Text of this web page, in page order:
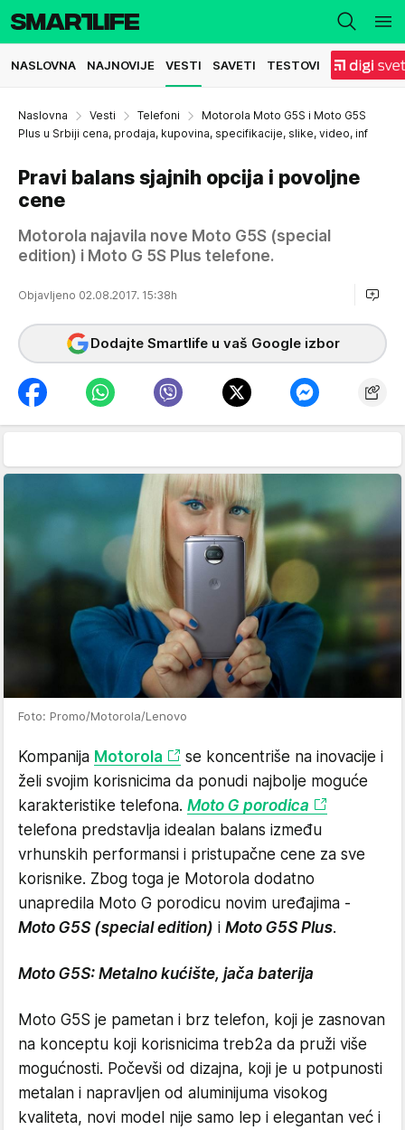
NASLOVNA NAJNOVIJE VESTI SAVETI TESTOVI
Naslovna Vesti Telefoni
Motorola Moto G5S i Moto G5S
Plus u Srbiji cena, prodaja, kupovina, specifikacije, slike, video, inf
Pravi balans sjajnih opcija i povoljne
cene
Motorola najavila nove Moto G5S (special
edition) i Moto G 5S Plus telefone.
Objavljeno 02.08.2017. 15:38h
Dodajte Smartlife u vaš Google izbor
Foto: Promo/Motorola/Lenovo
Kompanija Motorola
se koncentriše na inovacije i
želi svojim korisnicima da ponudi najbolje moguće
karakteristike telefona. Moto G porodica
telefona predstavlja idealan balans između
vrhunskih performansi i pristupačne cene za sve
korisnike. Zbog toga je Motorola dodatno
unapredila Moto G porodicu novim uređajima -
Moto G5S (special edition) i Moto G5S Plus.
Moto G5S: Metalno kućište, jača baterija
Moto G5S je pametan i brz telefon, koji je zasnovan
na konceptu koji korisnicima treb2a da pruži više
mogućnosti. Počevši od dizajna, koji je u potpunosti
metalan i napravljen od aluminijuma visokog
kvaliteta, novi model nije samo lep i elegantan već i